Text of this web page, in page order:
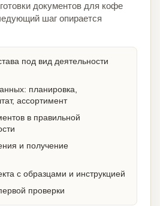
документов для кофе
шаг опирается
под вид деятельности
планировка,
ассортимент
в правильной
и получение
с образцами и инструкцией
проверки